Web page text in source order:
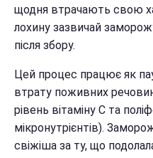
щодня втрачають свою
лохину зазвичай
після збору.
Цей процес працює як
втрату поживних
рівень вітаміну С та
мікронутрієнтів).
свіжіша за ту, що